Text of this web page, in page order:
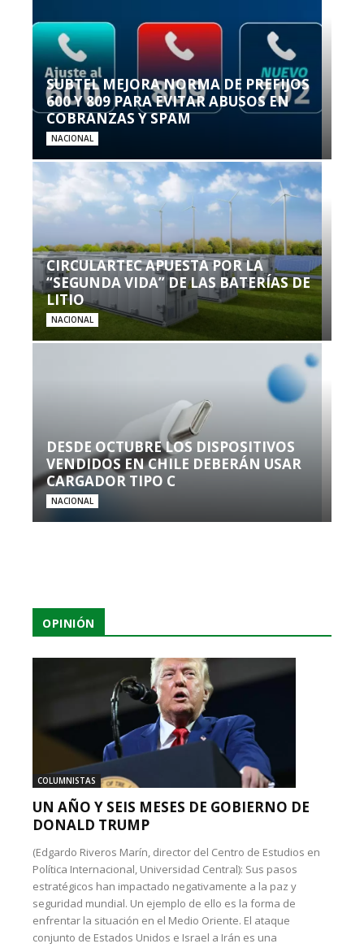
SUBTEL MEJORA NORMA DE PREFIJOS
600 Y 809 PARA EVITAR ABUSOS EN
COBRANZAS Y SPAM
NACIONAL
CIRCULARTEC APUESTA POR LA
“SEGUNDA VIDA” DE LAS BATERÍAS DE
LITIO
NACIONAL
DESDE OCTUBRE LOS DISPOSITIVOS
VENDIDOS EN CHILE DEBERÁN USAR
CARGADOR TIPO C
NACIONAL
OPINIÓN
COLUMNISTAS
UN AÑO Y SEIS MESES DE GOBIERNO DE
DONALD TRUMP
(Edgardo Riveros Marín, director del Centro de Estudios en
Política Internacional, Universidad Central): Sus pasos
estratégicos han impactado negativamente a la paz y
seguridad mundial. Un ejemplo de ello es la forma de
enfrentar la situación en el Medio Oriente. El ataque
conjunto de Estados Unidos e Israel a Irán es una